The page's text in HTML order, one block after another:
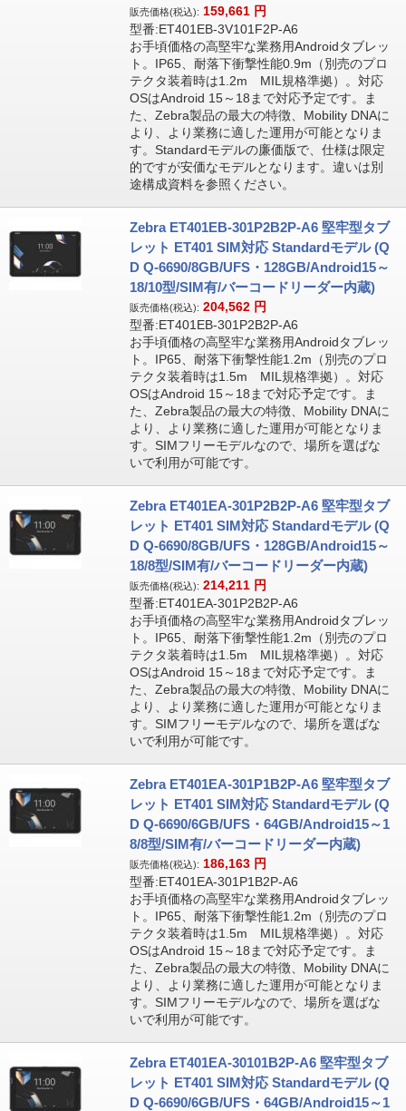
販売価格(税込): 159,661 円
型番:ET401EB-3V101F2P-A6
お手頃価格の高堅牢な業務用Androidタブレッ
ト。IP65、耐落下衝撃性能0.9m（別売のプロ
テクタ装着時は1.2m MIL規格準拠）。対応
OSはAndroid 15～18まで対応予定です。ま
た、Zebra製品の最大の特徴、Mobility DNAに
より、より業務に適した運用が可能となりま
す。Standardモデルの廉価版で、仕様は限定
的ですが安価なモデルとなります。違いは別
途構成資料を参照ください。
Zebra ET401EB-301P2B2P-A6 堅牢型タブ
レット ET401 SIM対応 Standardモデル (Q
D Q-6690/8GB/UFS・128GB/Android15～
18/10型/SIM有/バーコードリーダー内蔵)
販売価格(税込): 204,562 円
型番:ET401EB-301P2B2P-A6
お手頃価格の高堅牢な業務用Androidタブレッ
ト。IP65、耐落下衝撃性能1.2m（別売のプロ
テクタ装着時は1.5m MIL規格準拠）。対応
OSはAndroid 15～18まで対応予定です。ま
た、Zebra製品の最大の特徴、Mobility DNAに
より、より業務に適した運用が可能となりま
す。SIMフリーモデルなので、場所を選ばな
いで利用が可能です。
Zebra ET401EA-301P2B2P-A6 堅牢型タブ
レット ET401 SIM対応 Standardモデル (Q
D Q-6690/8GB/UFS・128GB/Android15～
18/8型/SIM有/バーコードリーダー内蔵)
販売価格(税込): 214,211 円
型番:ET401EA-301P2B2P-A6
お手頃価格の高堅牢な業務用Androidタブレッ
ト。IP65、耐落下衝撃性能1.2m（別売のプロ
テクタ装着時は1.5m MIL規格準拠）。対応
OSはAndroid 15～18まで対応予定です。ま
た、Zebra製品の最大の特徴、Mobility DNAに
より、より業務に適した運用が可能となりま
す。SIMフリーモデルなので、場所を選ばな
いで利用が可能です。
Zebra ET401EA-301P1B2P-A6 堅牢型タブ
レット ET401 SIM対応 Standardモデル (Q
D Q-6690/6GB/UFS・64GB/Android15～1
8/8型/SIM有/バーコードリーダー内蔵)
販売価格(税込): 186,163 円
型番:ET401EA-301P1B2P-A6
お手頃価格の高堅牢な業務用Androidタブレッ
ト。IP65、耐落下衝撃性能1.2m（別売のプロ
テクタ装着時は1.5m MIL規格準拠）。対応
OSはAndroid 15～18まで対応予定です。ま
た、Zebra製品の最大の特徴、Mobility DNAに
より、より業務に適した運用が可能となりま
す。SIMフリーモデルなので、場所を選ばな
いで利用が可能です。
Zebra ET401EA-30101B2P-A6 堅牢型タブ
レット ET401 SIM対応 Standardモデル (Q
D Q-6690/6GB/UFS・64GB/Android15～1